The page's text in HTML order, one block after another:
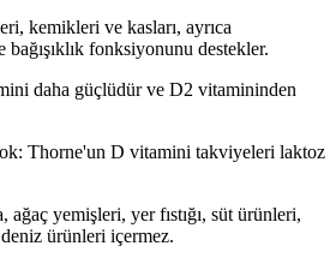
kemikleri ve kasları, ayrıca
bağışıklık fonksiyonunu destekler.
daha güçlüdür ve D2 vitamininden
Thorne'un D vitamini takviyeleri laktoz
yemişleri, yer fıstığı, süt ürünleri,
ürünleri içermez.